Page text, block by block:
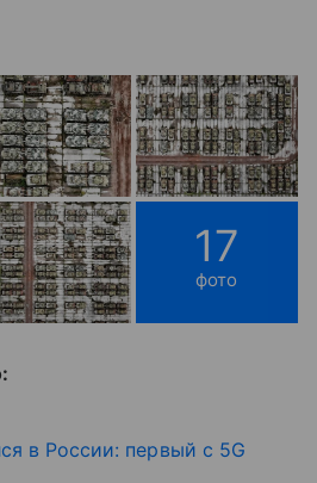
17
фото
в России: первый с 5G